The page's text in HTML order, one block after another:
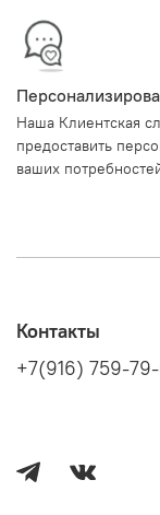
Наша Клиентская
предоставить
ваших
Контакты
+7(916) 759-